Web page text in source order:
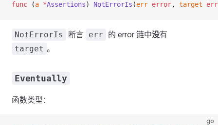
func (a *Assertions) NotErrorIs (err error, target
NotErrorIs 断言 err 的 error 链中没有
target 。
Eventually
函数类型：
go